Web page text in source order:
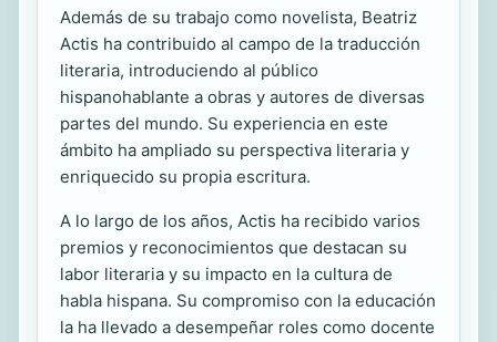
Además de su trabajo como novelista, Beatriz
Actis ha contribuido al campo de la traducción
literaria, introduciendo al público
hispanohablante a obras y autores de diversas
partes del mundo. Su experiencia en este
ámbito ha ampliado su perspectiva literaria y
enriquecido su propia escritura.
A lo largo de los años, Actis ha recibido varios
premios y reconocimientos que destacan su
labor literaria y su impacto en la cultura de
habla hispana. Su compromiso con la educación
la ha llevado a desempeñar roles como docente